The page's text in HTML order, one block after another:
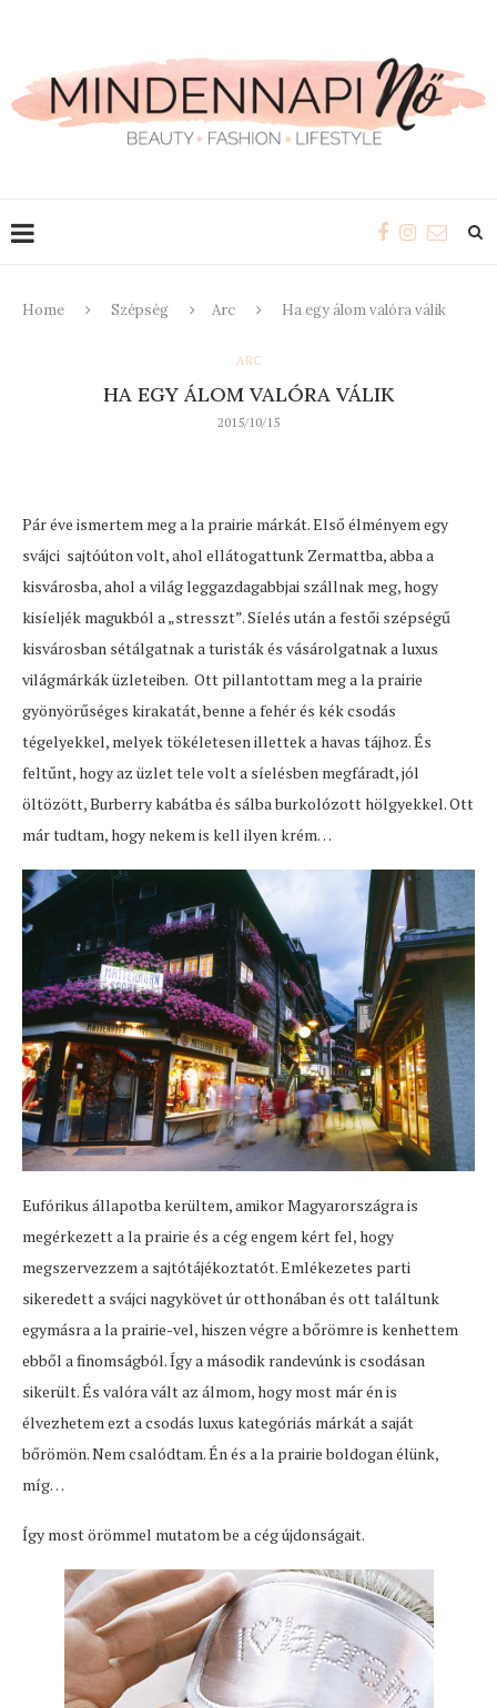
Home Szépség Arc Ha egy álom valóra válik
ARC
HA EGY ÁLOM VALÓRA VÁLIK
2015/10/15
Pár éve ismertem meg a la prairie márkát. Első élményem egy
svájci sajtóúton volt, ahol ellátogattunk Zermattba, abba a
kisvárosba, ahol a világ leggazdagabbjai szállnak meg, hogy
kisíeljék magukból a „stresszt”. Síelés után a festői szépségű
kisvárosban sétálgatnak a turisták és vásárolgatnak a luxus
világmárkák üzleteiben. Ott pillantottam meg a la prairie
gyönyörűséges kirakatát, benne a fehér és kék csodás
tégelyekkel, melyek tökéletesen illettek a havas tájhoz. És
feltűnt, hogy az üzlet tele volt a síelésben megfáradt, jól
öltözött, Burberry kabátba és sálba burkolózott hölgyekkel. Ott
már tudtam, hogy nekem is kell ilyen krém…
Eufórikus állapotba kerültem, amikor Magyarországra is
megérkezett a la prairie és a cég engem kért fel, hogy
megszervezzem a sajtótájékoztatót. Emlékezetes parti
sikeredett a svájci nagykövet úr otthonában és ott találtunk
egymásra a la prairie-vel, hiszen végre a bőrömre is kenhettem
ebből a finomságból. Így a második randevúnk is csodásan
sikerült. És valóra vált az álmom, hogy most már én is
élvezhetem ezt a csodás luxus kategóriás márkát a saját
bőrömön. Nem csalódtam. Én és a la prairie boldogan élünk,
míg…
Így most örömmel mutatom be a cég újdonságait.